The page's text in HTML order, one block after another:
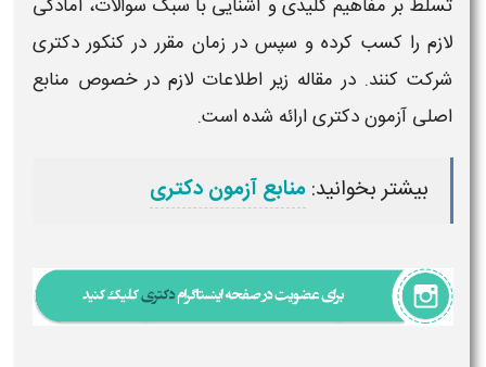
تسلط بر مفاهیم کلیدی و آشنایی با سبک سوالات، آمادگی
لازم را کسب کرده و سپس در زمان مقرر در کنکور دکتری
شرکت کنند. در مقاله زیر اطلاعات لازم در خصوص منابع
اصلی آزمون دکتریارائه شده است.
بیشتر بخوانید:منابع آزمون دکتری